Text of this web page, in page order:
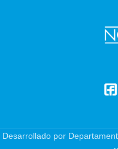
Desarrollado por